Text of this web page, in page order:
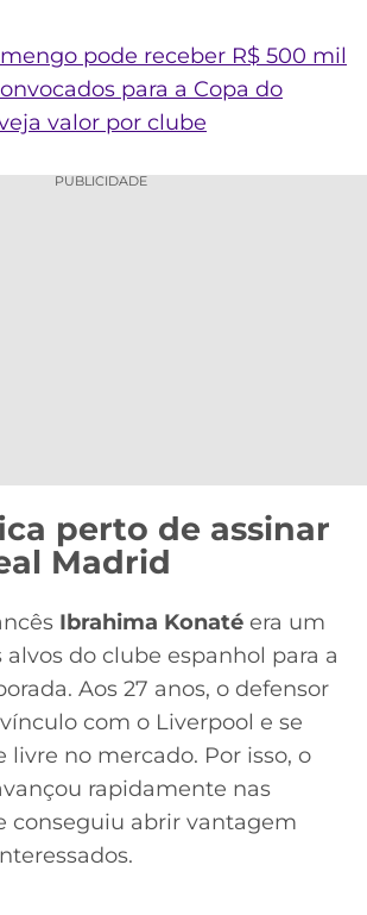
pode receber R$ 500 mil
para a Copa do
valor por clube
PUBLICIDADE
perto de assinar
Madrid
Ibrahima Konaté era um
do clube espanhol para a
Aos 27 anos, o defensor
com o Liverpool e se
livre no mercado. Por isso, o
rapidamente nas
conseguiu abrir vantagem